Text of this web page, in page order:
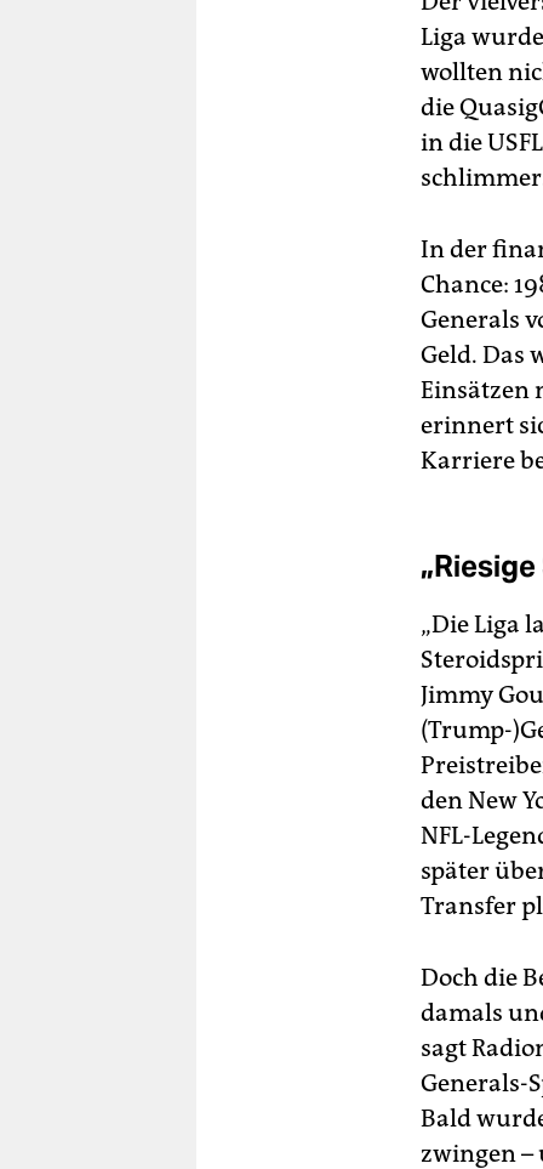
Liga
wollten
die
in die
In der
Chance:
Generals
Geld. Das
Einsätzen
erinnert
Karriere
„Die Liga
Jimmy
(Trump-
den New
NFL-
später
Transfer
Doch die
damals
sagt
Generals-
Bald
zwingen –